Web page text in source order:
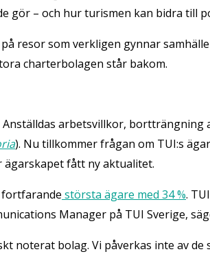
gör – och hur turismen kan bidra till
resor som verkligen gynnar
charterbolagen står bakom.
arbetsvillkor,
). Nu tillkommer frågan om TUI:s
fått ny aktualitet.
fortfarande största ägare med 34 %.
Manager på TUI Sverige,
noterat bolag. Vi påverkas inte av de